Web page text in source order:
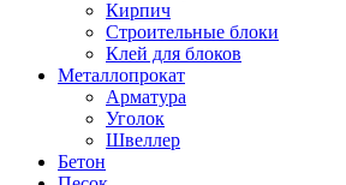
Кирпич
Строительные блоки
Клей для блоков
Металлопрокат
Арматура
Уголок
Швеллер
Бетон